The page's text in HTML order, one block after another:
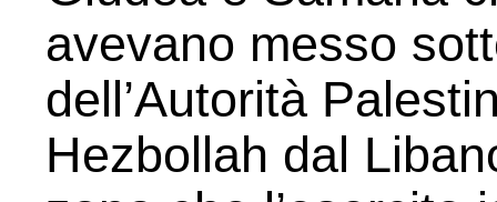
avevano messo
dell’Autorità
Hezbollah dal